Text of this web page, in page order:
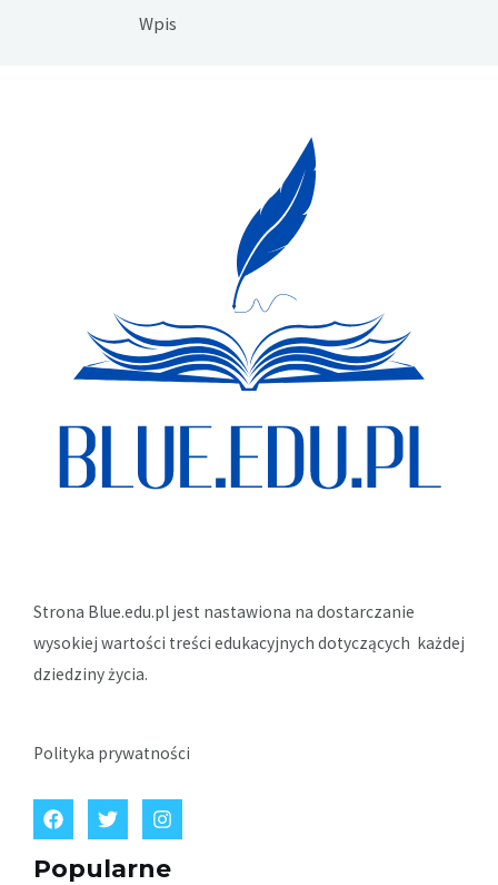
Wpis
Strona Blue.edu.pl jest nastawiona na dostarczanie
wysokiej wartości treści edukacyjnych dotyczących każdej
dziedziny życia.
Polityka prywatności
Popularne